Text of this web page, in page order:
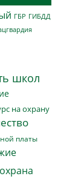
ГБР ГИБДД
школ
на охрану
платы
охрана